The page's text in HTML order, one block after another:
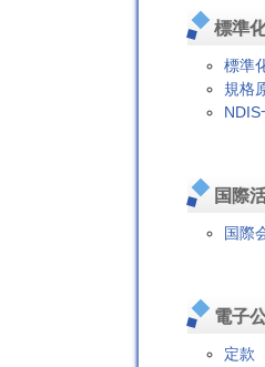
標準
標準
規格
NDIS
国際
国際
電子
定款